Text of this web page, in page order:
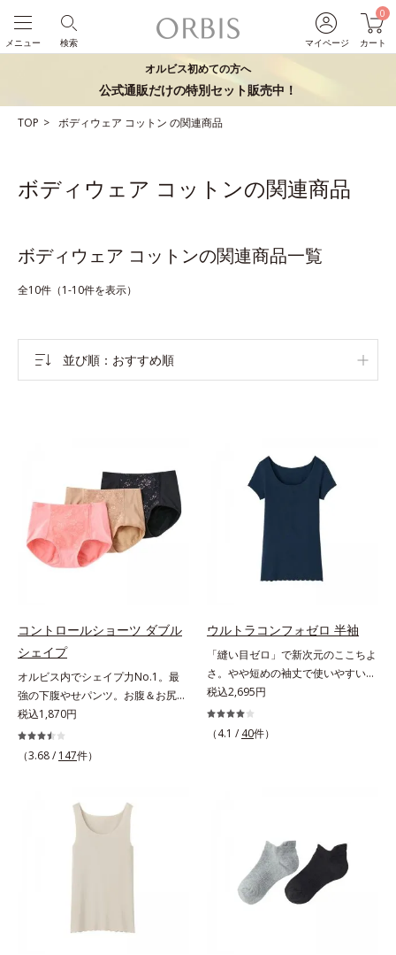
マイページ
0
カート
検索
メニュー
オルビス初めての方へ
公式通販だけの特別セット販売中！
TOP ボディウェア コットン の関連商品
ボディウェア コットンの関連商品
ボディウェア コットンの関連商品一覧
全10件（1-10件を表示）
並び順 おすすめ順
コントロールショーツ ダブル
シェイプ
オルビス内でシェイプ力No.1。最
強の下腹やせパンツ。お腹＆お尻ダ
ブルシェイプオルビスショーツ内
で、シェイプ力No.1のアイテムで
す。ぽっこりお腹や、あふれるお肉
でおさえて、ぽっこりを強力にシェ
イプ。お尻は3段階かつ二重のパワ
ーネットで強力にヒップアップしま
量でしっかりお肉を受け止めて、腰
税込1,870円
（3.68 / 147件）
ウルトラコンフォゼロ 半袖
「縫い目ゼロ」で新次元のここちよ
さ。やや短めの袖丈で使いやすい半
袖。多彩なアウターに対応する、短
め袖丈の半袖この感覚、ほかにな
い。究極のストレスフリー感！綿た
税込2,695円
（4.1 / 40件）